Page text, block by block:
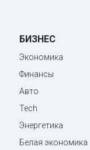
БИЗНЕС
Экономика
Финансы
Авто
Tech
Энергетика
Белая экономика